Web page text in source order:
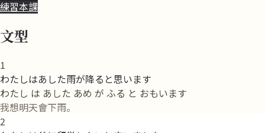
練習本課
文型
1
わたしはあした雨が降ると思います
わたし は あした あめ が ふる と おもいます
我想明天會下雨。
2